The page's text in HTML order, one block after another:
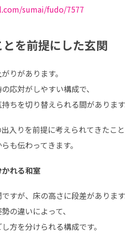
sumai/fudo/7577
とを前提にした玄関
りがあります。
応対がしやすい構成で、
ちを切り替えられる間があります
入りを前提に考えられてきたこと
も伝わってきます。
れる和室
すが、床の高さに段差があります
の違いによって、
方を分けられる構成です。